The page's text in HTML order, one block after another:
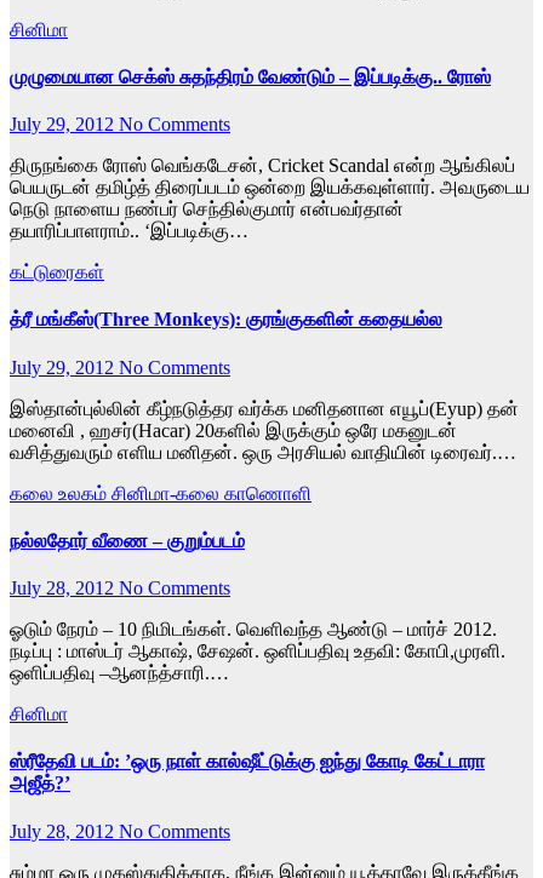
சினிமா
முழுமையான செக்ஸ் சுதந்திரம் வேண்டும் – இப்படிக்கு.. ரோஸ்
July 29, 2012 No Comments
திருநங்கை ரோஸ் வெங்கடேசன், Cricket Scandal என்ற ஆங்கிலப்
பெயருடன் தமிழ்த் திரைப்படம் ஒன்றை இயக்கவுள்ளார். அவருடைய
நெடு நாளைய நண்பர் செந்தில்குமார் என்பவர்தான்
தயாரிப்பாளராம்.. ‘இப்படிக்கு…
கட்டுரைகள்
த்ரீ மங்கீஸ்(Three Monkeys): குரங்குகளின் கதையல்ல
July 29, 2012 No Comments
இஸ்தான்புல்லின் கீழ்நடுத்தர வர்க்க மனிதனான எயூப்(Eyup) தன்
மனைவி , ஹசர்(Hacar) 20களில் இருக்கும் ஒரே மகனுடன்
வசித்துவரும் எளிய மனிதன். ஒரு அரசியல் வாதியின் டிரைவர்.…
கலை உலகம் சினிமா-கலை காணொளி
நல்லதோர் வீணை – குறும்படம்
July 28, 2012 No Comments
ஓடும் நேரம் – 10 நிமிடங்கள். வெளிவந்த ஆண்டு – மார்ச் 2012.
நடிப்பு : மாஸ்டர் ஆகாஷ், சேஷன். ஒளிப்பதிவு உதவி: கோபி,முரளி.
ஒளிப்பதிவு –ஆனந்த்சாரி.…
சினிமா
ஸ்ரீதேவி படம்: ’ஒரு நாள் கால்ஷீட்டுக்கு ஐந்து கோடி கேட்டாரா
அஜீத்?’
July 28, 2012 No Comments
சும்மா ஒரு முகஸ்துதிக்காக, நீங்க இன்னும் யூத்தாவே இருக்கீங்க